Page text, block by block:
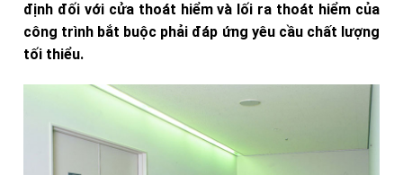
định đối với cửa thoát hiểm và lối ra thoát hiểm của
công trình bắt buộc phải đáp ứng yêu cầu chất lượng
tối thiểu.